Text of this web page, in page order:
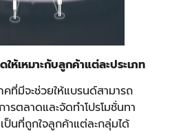
ห้เหมาะกับลูกค้าแต่ละประเภท
ที่มีจะช่วยให้แบรนด์สามารถ
ตลาดและจัดทำโปรโมชั่นทา
นที่ถูกใจลูกค้าแต่ละกลุ่มได้